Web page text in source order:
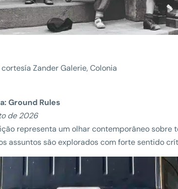
Zander Galerie, Colonia
Ground Rules
de 2026
representa um olhar contemporâneo sobre
assuntos são explorados com forte sentido